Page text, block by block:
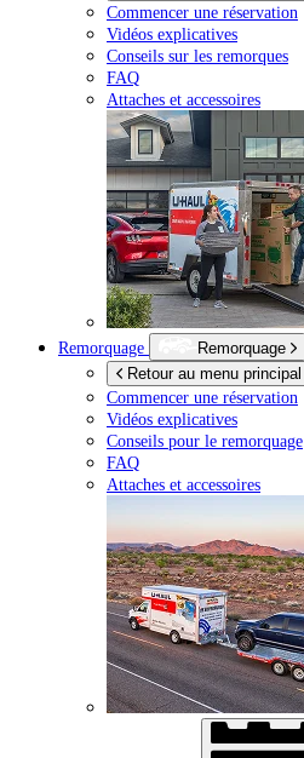
Commencer une réservation
Vidéos explicatives
Conseils sur les remorques
FAQ
Attaches et accessoires
Remorquage
Remorquage
Retour au menu principal
Commencer une réservation
Vidéos explicatives
Conseils pour le remorquage
FAQ
Attaches et accessoires